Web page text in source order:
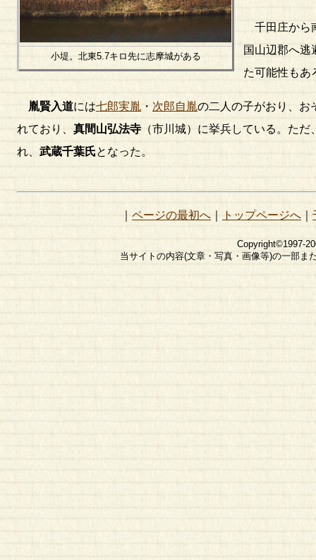
小堤。北東5.7キロ先に志摩城がある
千田庄から
国山辺郡へ逃
た可能性もあ
胤賢入道には七郎実胤 ・ 次郎自胤の二人の子がおり、お
れており、 真間山弘法寺 （市川城）に挙兵している。た
れ、 武蔵千葉氏となった。
ページの最初へ トップページへ
Copyright©1997-
当サイトの内容(文章・写真・画像等)の一部ま